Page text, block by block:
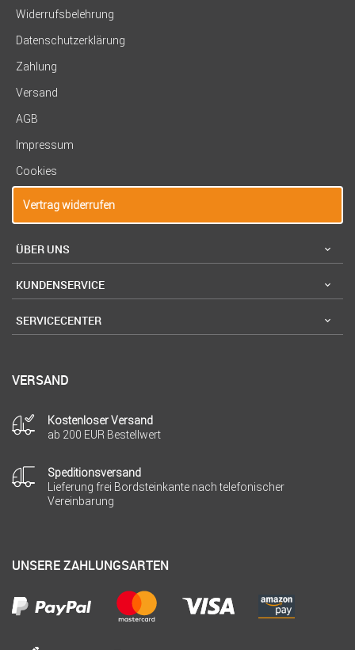
Widerrufsbelehrung
Datenschutzerklärung
Zahlung
Versand
AGB
Impressum
Cookies
Vertrag widerrufen
ÜBER UNS
KUNDENSERVICE
SERVICECENTER
VERSAND
Kostenloser Versand
ab 200 EUR Bestellwert
Speditionsversand
Lieferung frei Bordsteinkante nach telefonischer
Vereinbarung
UNSERE ZAHLUNGSARTEN